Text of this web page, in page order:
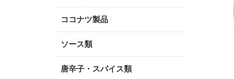
ココナツ製品
ソース類
唐辛子・スパイス類